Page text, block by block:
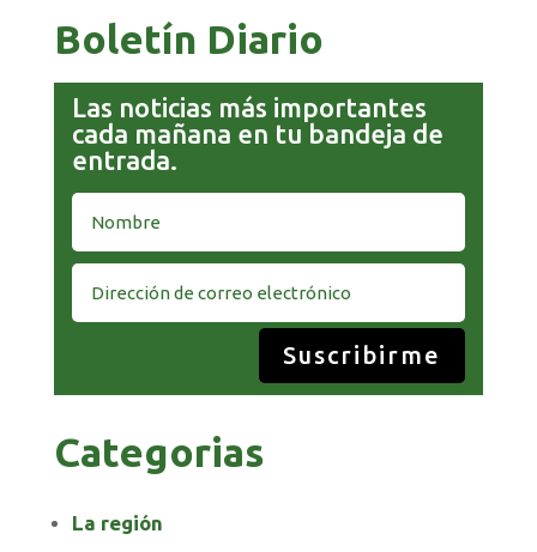
Boletín Diario
Las noticias más importantes
cada mañana en tu bandeja de
entrada.
Suscribirme
Categorias
La región